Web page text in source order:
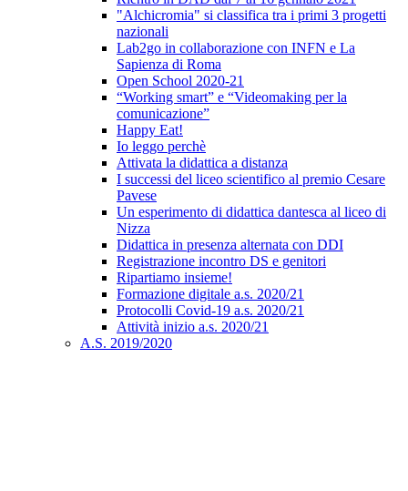
"Alchicromia" si classifica tra i primi 3 progetti
nazionali
Lab2go in collaborazione con INFN e La
Sapienza di Roma
Open School 2020-21
“Working smart” e “Videomaking per la
comunicazione”
Happy Eat!
Io leggo perchè
Attivata la didattica a distanza
I successi del liceo scientifico al premio Cesare
Pavese
Un esperimento di didattica dantesca al liceo di
Nizza
Didattica in presenza alternata con DDI
Registrazione incontro DS e genitori
Ripartiamo insieme!
Formazione digitale a.s. 2020/21
Protocolli Covid-19 a.s. 2020/21
Attività inizio a.s. 2020/21
A.S. 2019/2020